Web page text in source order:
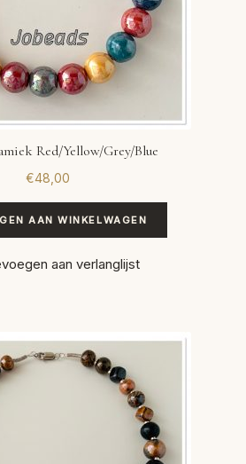
Red/Yellow/Grey/Blue
€48,00
AAN WINKELWAGEN
aan verlanglijst